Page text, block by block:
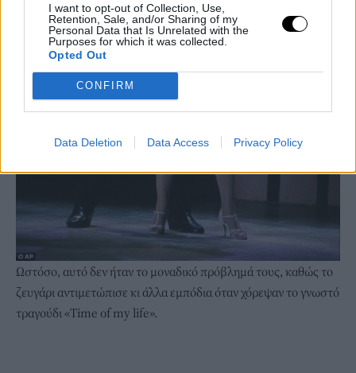
I want to opt-out of Collection, Use,
Retention, Sale, and/or Sharing of my
Personal Data that Is Unrelated with the
Purposes for which it was collected.
Opted Out
CONFIRM
Data Deletion Data Access Privacy Policy
Ωστόσο, αυτό δεν ήταν το μοναδικό πρόβλημά τους, καθώς το
ζευγάρι αντιμετώπισε κι άλλα εμπόδια όταν χόρεψαν το γνωστό
τραγούδι «Time of my life».